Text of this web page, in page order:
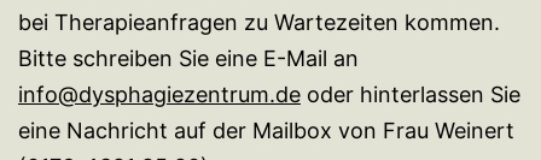
bei Therapieanfragen zu Wartezeiten kommen.
Bitte schreiben Sie eine E-Mail an
info@dysphagiezentrum.de oder hinterlassen Sie
eine Nachricht auf der Mailbox von Frau Weinert